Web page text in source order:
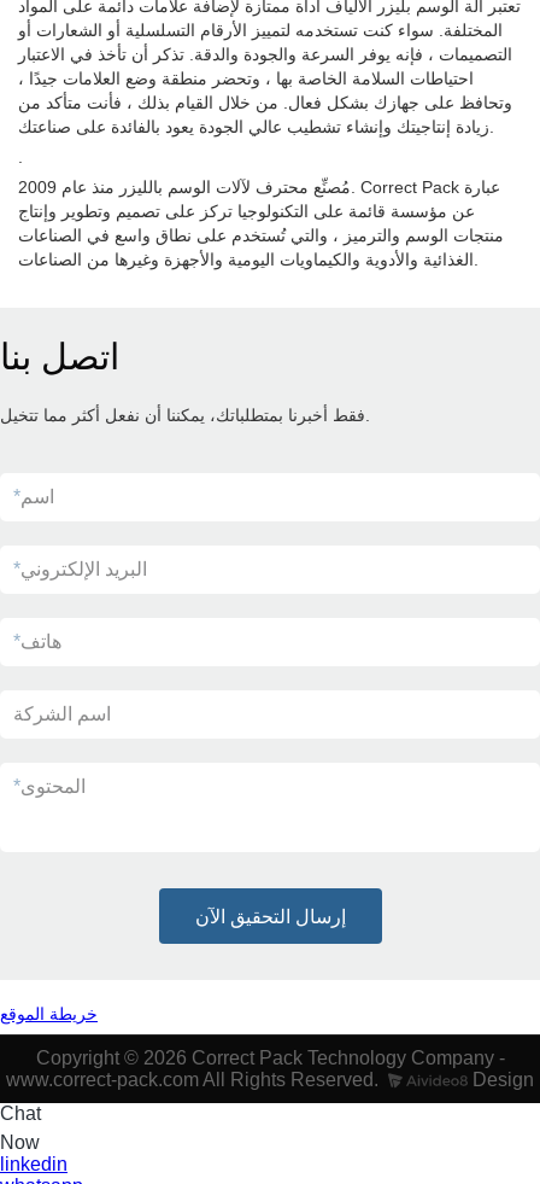
تعتبر آلة الوسم بليزر الألياف أداة ممتازة لإضافة علامات دائمة على المواد
المختلفة. سواء كنت تستخدمه لتمييز الأرقام التسلسلية أو الشعارات أو
التصميمات ، فإنه يوفر السرعة والجودة والدقة. تذكر أن تأخذ في الاعتبار
احتياطات السلامة الخاصة بها ، وتحضر منطقة وضع العلامات جيدًا ،
وتحافظ على جهازك بشكل فعال. من خلال القيام بذلك ، فأنت متأكد من
مُصنِّع محترف لآلات الوسم بالليزر منذ عام 2009. Correct Pack عبارة
عن مؤسسة قائمة على التكنولوجيا تركز على تصميم وتطوير وإنتاج
منتجات الوسم والترميز ، والتي تُستخدم على نطاق واسع في الصناعات
اتصل بنا
*اسم
*البريد الإلكتروني
*هاتف
اسم الشركة
*المحتوى
إرسال التحقيق الآن
خريطة الموقع
Copyright © 2026 Correct Pack Technology Company -
www.correct-pack.com All Rights Reserved.
Design
Chat
Now
linkedin